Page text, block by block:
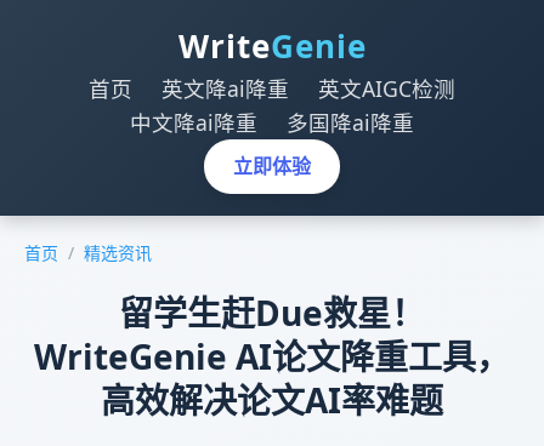
WriteGenie
首页 英文降ai降重
英文AIGC检测
中文降ai降重
多国降ai降重
立即体验
首页 / 精选资讯
留学生赶Due救星！
WriteGenie AI论文降重工具，
高效解决论文AI率难题